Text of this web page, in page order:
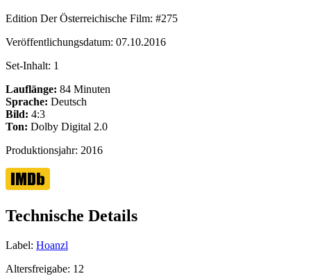
Edition Der Österreichische Film: #275
Veröffentlichungsdatum: 07.10.2016
Set-Inhalt: 1
Lauflänge: 84 Minuten
Sprache: Deutsch
Bild: 4:3
Ton: Dolby Digital 2.0
Produktionsjahr: 2016
Technische Details
Label: Hoanzl
Altersfreigabe: 12